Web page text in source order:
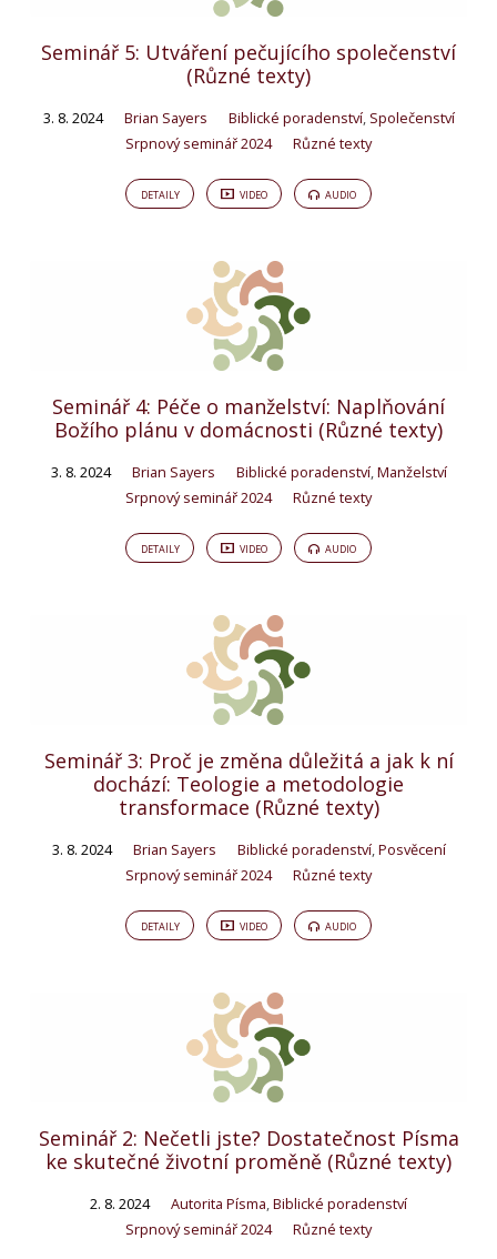
Seminář 5: Utváření pečujícího společenství
(Různé texty)
3. 8. 2024 Brian Sayers Biblické poradenství, Společenství
Srpnový seminář 2024
Různé texty
DETAILY VIDEO AUDIO
Seminář 4: Péče o manželství: Naplňování
Božího plánu v domácnosti (Různé texty)
3. 8. 2024 Brian Sayers Biblické poradenství,Manželství
Srpnový seminář 2024
Různé texty
DETAILY VIDEO AUDIO
Seminář 3: Proč je změna důležitá a jak k ní
dochází: Teologie a metodologie
transformace (Různé texty)
3. 8. 2024 Brian Sayers Biblické poradenství,Posvěcení
Srpnový seminář 2024
Různé texty
DETAILY VIDEO AUDIO
Seminář 2: Nečetli jste? Dostatečnost Písma
ke skutečné životní proměně (Různé texty)
2. 8. 2024 Autorita Písma,Biblické poradenství
Srpnový seminář 2024
Různé texty